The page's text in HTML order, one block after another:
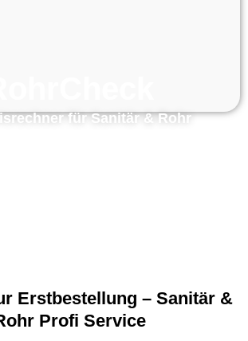
für Sanitär & Rohr
Erstbestellung – Sanitär &
Profi Service